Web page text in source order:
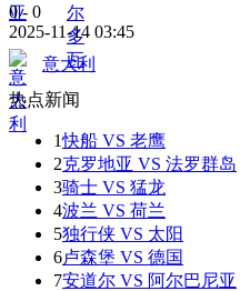
0 - 0
2025-11-14 03:45
意大利
热点新闻
1快船 VS 老鹰
2克罗地亚 VS 法罗群岛
3骑士 VS 猛龙
4波兰 VS 荷兰
5独行侠 VS 太阳
6卢森堡 VS 德国
7安道尔 VS 阿尔巴尼亚